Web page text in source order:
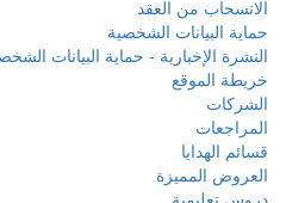
البيانات الشخصية